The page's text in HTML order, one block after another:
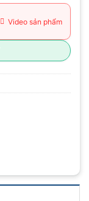
Video sản phẩm